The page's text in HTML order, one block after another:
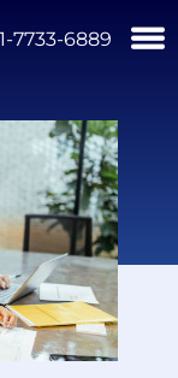
7733-6889